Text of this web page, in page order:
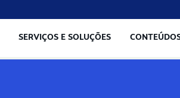
SERVIÇOS E SOLUÇÕES